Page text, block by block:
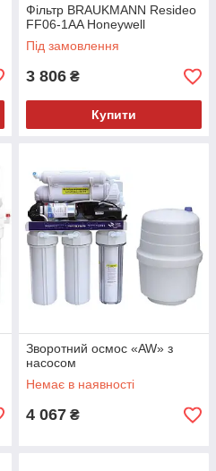
Фільтр BRAUKMANN Resideo
FF06-1AA Honeywell
Під замовлення
3 806 ₴
Купити
Зворотний осмос «AW» з
насосом
Немає в наявності
4 067 ₴